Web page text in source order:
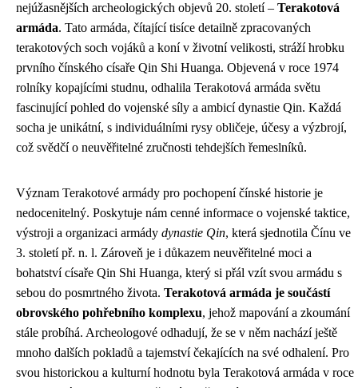
nejúžasnějších archeologických objevů 20. století – Terakotová
armáda. Tato armáda, čítající tisíce detailně zpracovaných
terakotových soch vojáků a koní v životní velikosti, stráží hrobku
prvního čínského císaře Qin Shi Huanga. Objevená v roce 1974
rolníky kopajícími studnu, odhalila Terakotová armáda světu
fascinující pohled do vojenské síly a ambicí dynastie Qin. Každá
socha je unikátní, s individuálními rysy obličeje, účesy a výzbrojí,
což svědčí o neuvěřitelné zručnosti tehdejších řemeslníků.
Význam Terakotové armády pro pochopení čínské historie je
nedocenitelný. Poskytuje nám cenné informace o vojenské taktice,
výstroji a organizaci armády dynastie Qin, která sjednotila Čínu ve
3. století př. n. l. Zároveň je i důkazem neuvěřitelné moci a
bohatství císaře Qin Shi Huanga, který si přál vzít svou armádu s
sebou do posmrtného života. Terakotová armáda je součástí
obrovského pohřebního komplexu, jehož mapování a zkoumání
stále probíhá. Archeologové odhadují, že se v něm nachází ještě
mnoho dalších pokladů a tajemství čekajících na své odhalení. Pro
svou historickou a kulturní hodnotu byla Terakotová armáda v roce